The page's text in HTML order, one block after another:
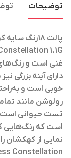
توضیحات
1.1G
غنی است و
دارای آینه بزرگی
خوبی است و
رولوشن مانند
است که رنگ‌هایی
نمایی از کهکشان
Constellation